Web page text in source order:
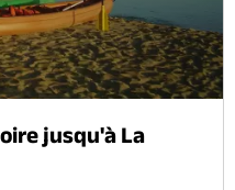
jusqu'à La